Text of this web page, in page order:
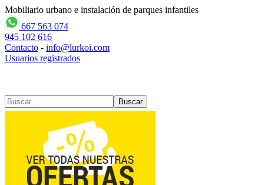
Mobiliario urbano e instalación de parques infantiles
667 563 074
945 102 616
Contacto - info@lurkoi.com
Usuarios registrados
Mapa web